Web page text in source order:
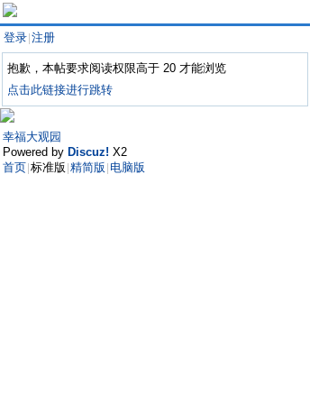
登录 注册
抱歉，本帖要求阅读权限高于 20 才能浏览
点击此链接进行跳转
幸福大观园
Powered by Discuz! X2
首页 标准版 精简版 电脑版